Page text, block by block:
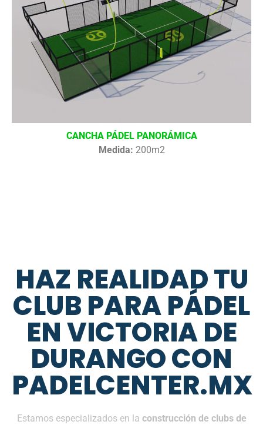
CANCHA PÁDEL PANORÁMICA
Medida: 200m2
HAZ REALIDAD TU
CLUB PARA PÁDEL
EN VICTORIA DE
DURANGO CON
PADELCENTER.MX
Estamos especializados en la construcción de clubs de